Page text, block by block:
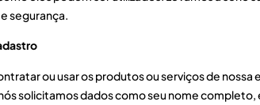
segurança.
ou usar os produtos ou serviços de
solicitamos dados como seu nome